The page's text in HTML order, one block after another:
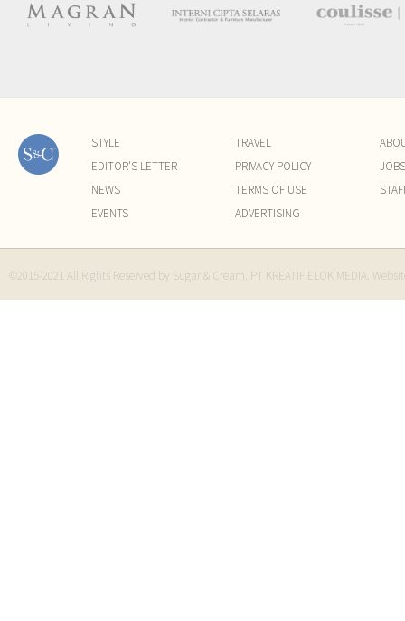
STYLE
EDITOR'S LETTER
NEWS
EVENTS
TRAVEL
PRIVACY POLICY
TERMS OF USE
ADVERTISING
JOBS
©2015-2021 All Rights Reserved by Sugar & Cream. PT KREATIF ELOK MEDIA.